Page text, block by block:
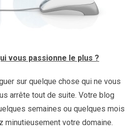
vous passionne le plus ?
sur quelque chose qui ne vous
arrête tout de suite. Votre blog
semaines ou quelques mois
minutieusement votre domaine.